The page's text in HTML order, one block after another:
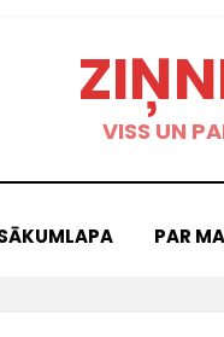
VISS UN
PAR